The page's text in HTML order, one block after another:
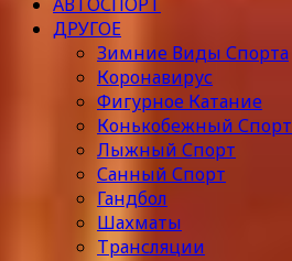
ДРУГОЕ
Зимние Виды Спорта
Коронавирус
Фигурное Катание
Конькобежный Спорт
Лыжный Спорт
Санный Спорт
Гандбол
Шахматы
Трансляции